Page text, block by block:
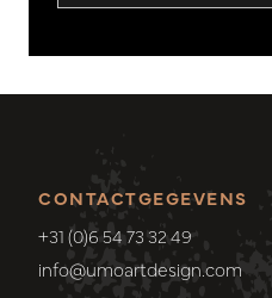
CONTACTGEGEVENS
+31 (0)6 54 73 32 49
info@umoartdesign.com